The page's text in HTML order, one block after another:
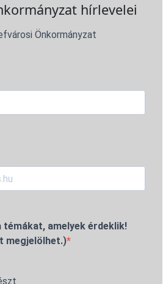
hírlevelei
Önkormányzat
amelyek érdeklik!
megjelölhet.)